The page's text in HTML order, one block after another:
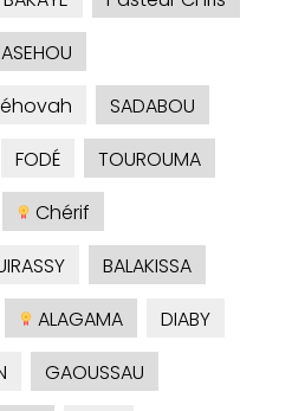
SADABOU
FODÉ
TOUROUMA
Chérif
BALAKISSA
ALAGAMA
DIABY
GAOUSSAU